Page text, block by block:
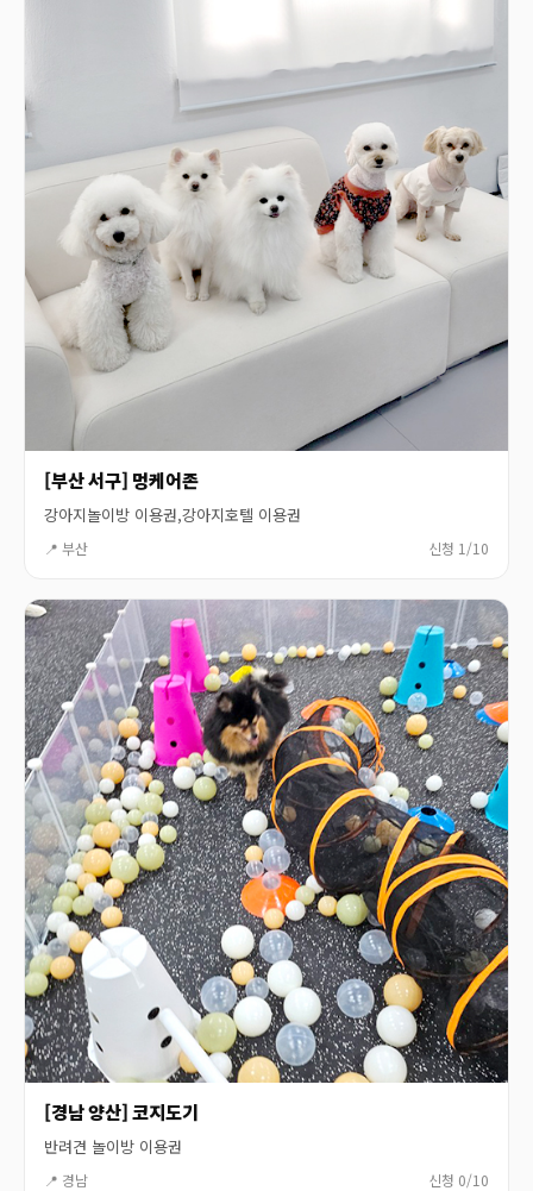
[부산 서구] 멍케어존
강아지놀이방 이용권,강아지호텔 이용권
📍 부산 신청 1/10
[경남 양산] 코지도기
반려견 놀이방 이용권
📍 경남 신청 0/10